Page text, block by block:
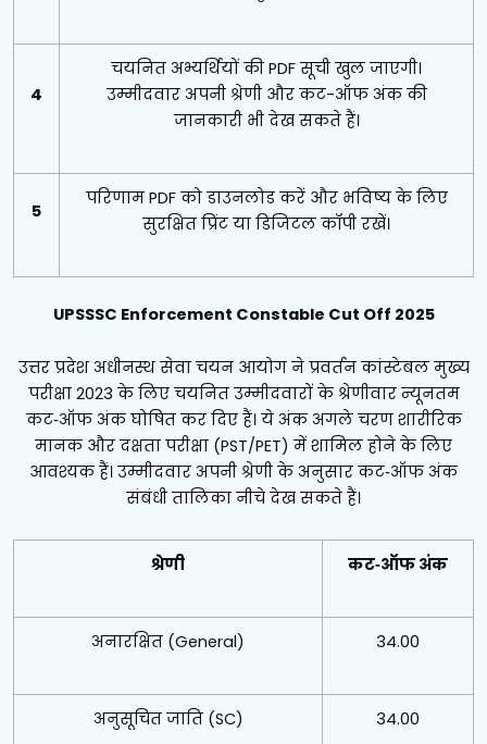
4
चयनित अभ्यर्थियों की PDF सूची खुल जाएगी।
उम्मीदवार अपनी श्रेणी और कट-ऑफ अंक की
जानकारी भी देख सकते हैं।
5
परिणाम PDF को डाउनलोड करें और भविष्य के लिए
सुरक्षित प्रिंट या डिजिटल कॉपी रखें।
UPSSSC Enforcement Constable Cut Off 2025
उत्तर प्रदेश अधीनस्थ सेवा चयन आयोग ने प्रवर्तन कांस्टेबल मुख्य
परीक्षा 2023 के लिए चयनित उम्मीदवारों के श्रेणीवार न्यूनतम
कट‑ऑफ अंक घोषित कर दिए हैं। ये अंक अगले चरण शारीरिक
मानक और दक्षता परीक्षा (PST/PET) में शामिल होने के लिए
आवश्यक हैं। उम्मीदवार अपनी श्रेणी के अनुसार कट‑ऑफ अंक
संबंधी तालिका नीचे देख सकते हैं।
श्रेणी कट‑ऑफ अंक
अनारक्षित (General) 34.00
अनुसूचित जाति (SC) 34.00